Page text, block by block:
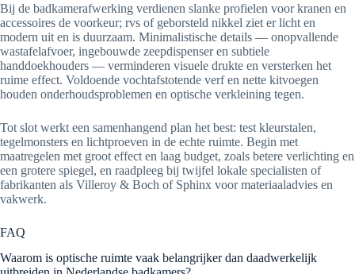
Bij de badkamerafwerking verdienen slanke profielen voor kranen en
accessoires de voorkeur; rvs of geborsteld nikkel ziet er licht en
modern uit en is duurzaam. Minimalistische details — onopvallende
wastafelafvoer, ingebouwde zeepdispenser en subtiele
handdoekhouders — verminderen visuele drukte en versterken het
ruime effect. Voldoende vochtafstotende verf en nette kitvoegen
houden onderhoudsproblemen en optische verkleining tegen.
Tot slot werkt een samenhangend plan het best: test kleurstalen,
tegelmonsters en lichtproeven in de echte ruimte. Begin met
maatregelen met groot effect en laag budget, zoals betere verlichting en
een grotere spiegel, en raadpleeg bij twijfel lokale specialisten of
fabrikanten als Villeroy & Boch of Sphinx voor materiaaladvies en
vakwerk.
FAQ
Waarom is optische ruimte vaak belangrijker dan daadwerkelijk